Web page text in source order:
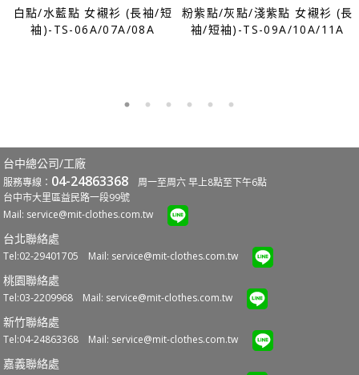
白點/水藍點 女襯衫 (長袖/短
袖)-TS-06A/07A/08A
粉紫點/灰點/淺紫點 女襯衫 (長
袖/短袖)-TS-09A/10A/11A
台中總公司/工廠
服務專線： 04-24863368 周一至周六 早上8點至下午6點
台中市大里區益民路一段99號
Mail: service@mit-clothes.com.tw
台北聯絡處
Tel:02-29401705 Mail: service@mit-clothes.com.tw
桃園聯絡處
Tel:03-2209968 Mail: service@mit-clothes.com.tw
新竹聯絡處
Tel:04-24863368 Mail: service@mit-clothes.com.tw
嘉義聯絡處